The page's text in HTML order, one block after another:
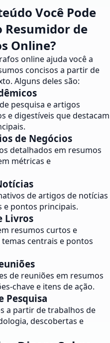
Você Pode
Resumidor de
Online?
online ajuda você a
concisos a partir de
Alguns deles são:
pesquisa e artigos
e digestíveis que destacam
de Negócios
detalhados em resumos
métricas e
de artigos de notícias
e pontos principais.
Livros
resumos curtos e
centrais e pontos
de reuniões em resumos
chave e itens de ação.
Pesquisa
a partir de trabalhos de
descobertas e